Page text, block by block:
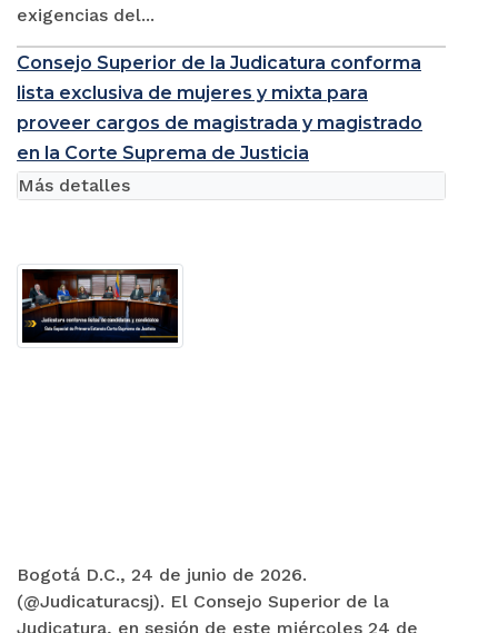
exigencias del...
Consejo Superior de la Judicatura conforma
lista exclusiva de mujeres y mixta para
proveer cargos de magistrada y magistrado
en la Corte Suprema de Justicia
Bogotá D.C., 24 de junio de 2026.
(@Judicaturacsj). El Consejo Superior de la
Judicatura, en sesión de este miércoles 24 de
Más detalles